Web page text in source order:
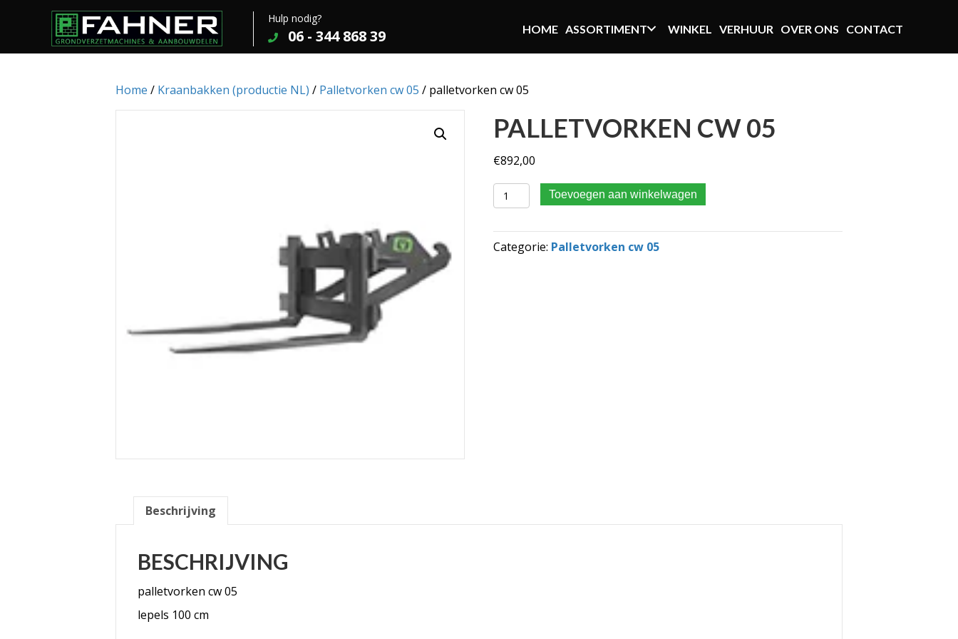
Hulp nodig?
06 - 344 868 39 HOME ASSORTIMENT WINKEL VERHUUR OVER ONS CONTACT
Home / Kraanbakken (productie NL) / Palletvorken cw 05 / palletvorken cw 05
PALLETVORKEN CW 05
€892,00
palletvorken cw 05 aantal
Toevoegen aan winkelwagen
Categorie: Palletvorken cw 05
Beschrijving
BESCHRIJVING
palletvorken cw 05
lepels 100 cm